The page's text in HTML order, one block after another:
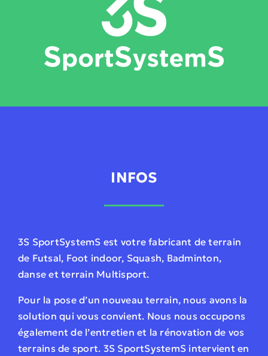
INFOS
3S SportSystemS est votre fabricant de terrain
de Futsal, Foot indoor, Squash, Badminton,
danse et terrain Multisport.
Pour la pose d’un nouveau terrain, nous avons la
solution qui vous convient. Nous nous occupons
également de l’entretien et la rénovation de vos
terrains de sport. 3S SportSystemS intervient en